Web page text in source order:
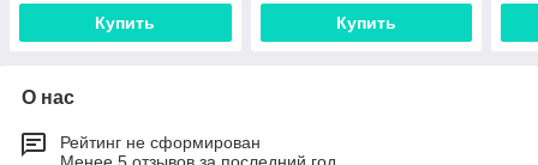
Купить Купить
О нас
Рейтинг не сформирован